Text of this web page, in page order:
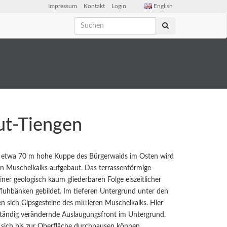
English
Impressum Kontakt Login
Tiengen
70 m hohe Kuppe des Bürgerwaids im Osten wird
aufgebaut. Das terrassenförmige
geologisch kaum gliederbaren Folge eiszeitlicher
gebildet. Im tieferen Untergrund unter den
sich Gipsgesteine des mittleren Muschelkalks. Hier
verändernde Auslaugungsfront im Untergrund.